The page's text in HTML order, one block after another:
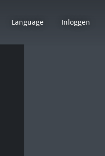
Language Inloggen